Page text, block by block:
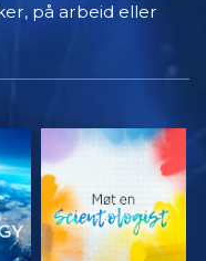
på arbeid eller